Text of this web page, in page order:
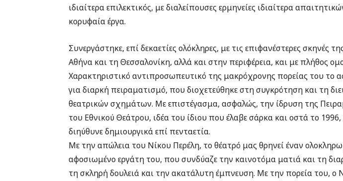
ιδιαίτερα επιλεκτικός, με διαλείπουσες ερμηνείες ιδιαίτερα
κορυφαία έργα.
Συνεργάστηκε, επί δεκαετίες ολόκληρες, με τις επιφανέστερες σκηνές
Αθήνα και τη Θεσσαλονίκη, αλλά και στην περιφέρεια, και με πλήθος
Χαρακτηριστικό αντιπροσωπευτικό της μακρόχρονης πορείας του το
για διαρκή πειραματισμό, που διοχετεύθηκε στη συγκρότηση και τη
θεατρικών σχημάτων. Με επιστέγασμα, ασφαλώς, την ίδρυση της
του Εθνικού Θεάτρου, ιδέα του ίδιου που έλαβε σάρκα και οστά το
διηύθυνε δημιουργικά επί πενταετία.
Με την απώλεια του Νίκου Περέλη, το θέατρό μας θρηνεί έναν
αφοσιωμένο εργάτη του, που συνδύαζε την καινοτόμα ματιά και τη
τη σκληρή δουλειά και την ακατάλυτη έμπνευση. Με την πορεία του, ο